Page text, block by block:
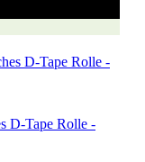
D-Tape Rolle -